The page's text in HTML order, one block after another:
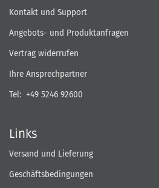
Kontakt und Support
Angebots- und Produktanfragen
Vertrag widerrufen
Ihre Ansprechpartner
Tel: +49 5246 92600
Links
Versand und Lieferung
Geschäftsbedingungen